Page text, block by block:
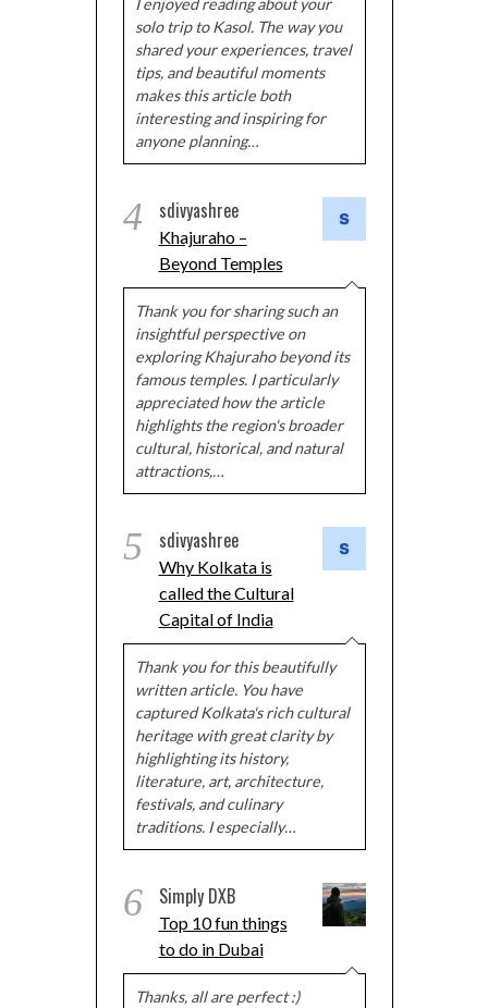
I enjoyed reading about your
solo trip to Kasol. The way you
shared your experiences, travel
tips, and beautiful moments
makes this article both
interesting and inspiring for
anyone planning…
4 sdivyashree
Khajuraho –
Beyond Temples
Thank you for sharing such an
insightful perspective on
exploring Khajuraho beyond its
famous temples. I particularly
appreciated how the article
highlights the region's broader
cultural, historical, and natural
attractions,…
5 sdivyashree
Why Kolkata is
called the Cultural
Capital of India
Thank you for this beautifully
written article. You have
captured Kolkata's rich cultural
heritage with great clarity by
highlighting its history,
literature, art, architecture,
festivals, and culinary
traditions. I especially…
6 Simply DXB
Top 10 fun things
to do in Dubai
Thanks, all are perfect :)